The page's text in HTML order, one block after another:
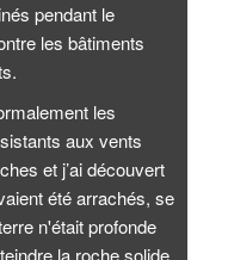
pendant le
les bâtiments
les
aux vents
et j’ai découvert
été arrachés, se
n'était profonde
la roche solide.